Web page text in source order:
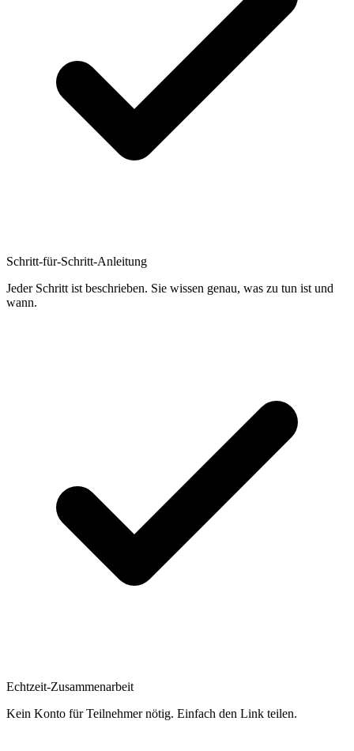
Schritt-für-Schritt-Anleitung
Jeder Schritt ist beschrieben. Sie wissen genau, was zu tun ist und
wann.
Echtzeit-Zusammenarbeit
Kein Konto für Teilnehmer nötig. Einfach den Link teilen.